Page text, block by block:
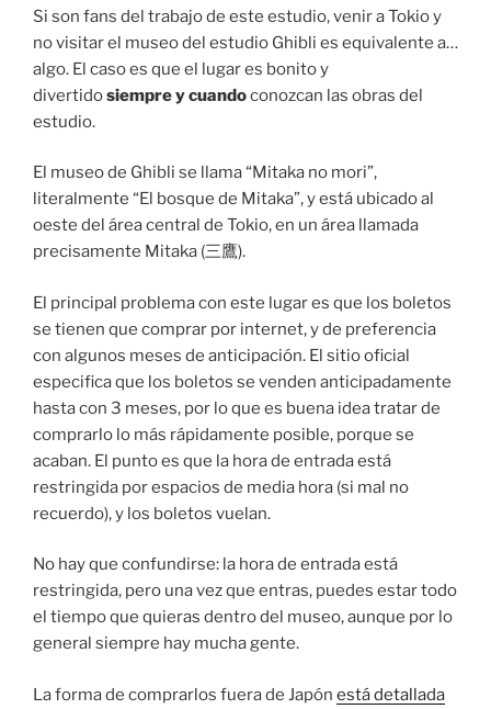
Si son fans del trabajo de este estudio, venir a Tokio y
no visitar el museo del estudio Ghibli es equivalente a…
algo. El caso es que el lugar es bonito y
divertidosiempre y cuandoconozcan las obras del
estudio.
El museo de Ghibli se llama “Mitaka no mori”,
literalmente “El bosque de Mitaka”, y está ubicado al
oeste del área central de Tokio, en un área llamada
precisamente Mitaka (三鷹).
El principal problema con este lugar es que los boletos
se tienen que comprar por internet, y de preferencia
con algunos meses de anticipación. El sitio oficial
especifica que los boletos se venden anticipadamente
hasta con 3 meses, por lo que es buena idea tratar de
comprarlo lo más rápidamente posible, porque se
acaban. El punto es que la hora de entrada está
restringida por espacios de media hora (si mal no
recuerdo), y los boletos vuelan.
No hay que confundirse: la hora de entrada está
restringida, pero una vez que entras, puedes estar todo
el tiempo que quieras dentro del museo, aunque por lo
general siempre hay mucha gente.
La forma de comprarlos fuera de Japón está detallada